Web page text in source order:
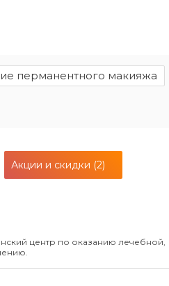
перманентного макияжа
Акции и скидки (2)
центр по оказанию лечебной,